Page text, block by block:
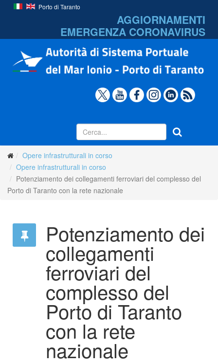
Porto di Taranto
AGGIORNAMENTI
EMERGENZA CORONAVIRUS
Opere infrastrutturali in corso
Opere infrastrutturali in corso
Potenziamento dei collegamenti ferroviari del complesso del
Porto di Taranto con la rete nazionale
Potenziamento dei
collegamenti
ferroviari del
complesso del
Porto di Taranto
con la rete
nazionale